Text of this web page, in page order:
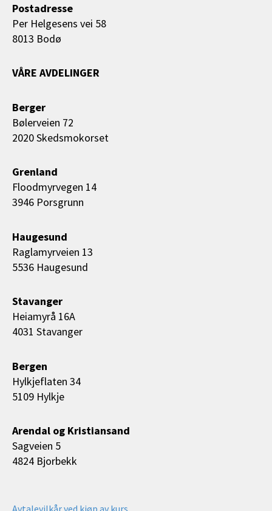
Postadresse
Per Helgesens vei 58
8013 Bodø
VÅRE AVDELINGER
Berger
Bølerveien 72
2020 Skedsmokorset
Grenland
Floodmyrvegen 14
3946 Porsgrunn
Haugesund
Raglamyrveien 13
5536 Haugesund
Stavanger
Heiamyrå 16A
4031 Stavanger
Bergen
Hylkjeflaten 34
5109 Hylkje
Arendal og Kristiansand
Sagveien 5
4824 Bjorbekk
Avtalevilkår ved kjøp av kurs